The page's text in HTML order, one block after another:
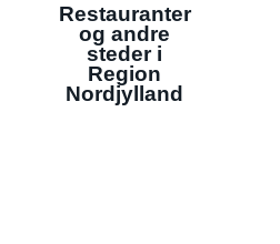
Restauranter
og andre
steder i
Region
Nordjylland